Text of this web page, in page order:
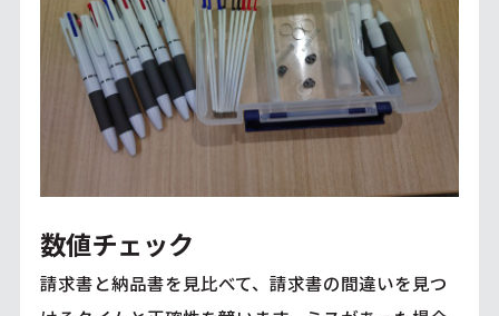
数値チェック
請求書と納品書を見比べて、請求書の間違いを見つ